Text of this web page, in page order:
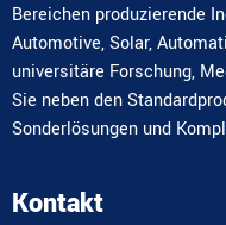
Bereichen produzierende
Automotive, Solar,
universitäre Forschung,
Sie neben den
Sonderlösungen und
Kontakt